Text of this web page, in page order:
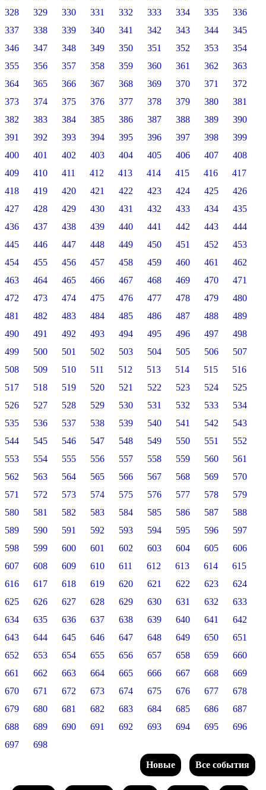
328
329 330 331 332 333 334 335
336
337
338 339 340 341 342 343 344
345
346
347 348 349 350 351 352 353
354
355
356 357 358 359 360 361 362
363
364
365 366 367 368 369 370 371
372
373
374 375 376 377 378 379 380
381
382
383 384 385 386 387 388 389
390
391
392 393 394 395 396 397 398
399
400
401 402 403 404 405 406 407
408
409
410 411 412 413 414 415 416
417
418
419 420 421 422 423 424 425
426
427
428 429 430 431 432 433 434
435
436
437 438 439 440 441 442 443
444
445
446 447 448 449 450 451 452
453
454
455 456 457 458 459 460 461
462
463
464 465 466 467 468 469 470
471
472
473 474 475 476 477 478 479
480
481
482 483 484 485 486 487 488
489
490
491 492 493 494 495 496 497
498
499
500 501 502 503 504 505 506
507
508
509 510 511 512 513 514 515
516
517
518 519 520 521 522 523 524
525
526
527 528 529 530 531 532 533
534
535
536 537 538 539 540 541 542
543
544
545 546 547 548 549 550 551
552
553
554 555 556 557 558 559 560
561
562
563 564 565 566 567 568 569
570
571
572 573 574 575 576 577 578
579
580
581 582 583 584 585 586 587
588
589
590 591 592 593 594 595 596
597
598
599 600 601 602 603 604 605
606
607
608 609 610 611 612 613 614
615
616
617 618 619 620 621 622 623
624
625
626 627 628 629 630 631 632
633
634
635 636 637 638 639 640 641
642
643
644 645 646 647 648 649 650
651
652
653 654 655 656 657 658 659
660
661
662 663 664 665 666 667 668
669
670
671 672 673 674 675 676 677
678
679
680 681 682 683 684 685 686
687
688
689 690 691 692 693 694 695
696
697
698
Новые
Все события